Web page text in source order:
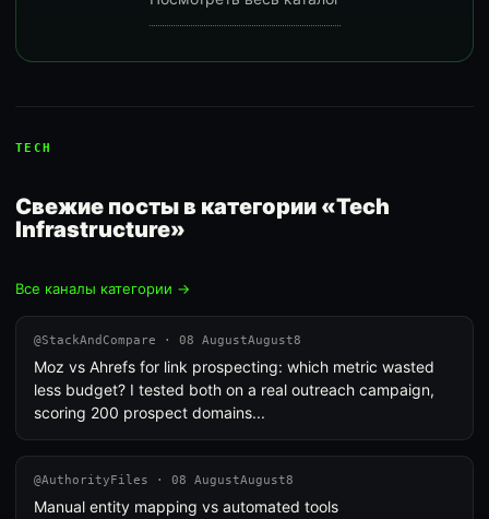
TECH
Свежие посты в категории «Tech
Infrastructure»
Все каналы категории →
@StackAndCompare · 08 AugustAugust8
Moz vs Ahrefs for link prospecting: which metric wasted
less budget? I tested both on a real outreach campaign,
scoring 200 prospect domains...
@AuthorityFiles · 08 AugustAugust8
Manual entity mapping vs automated tools